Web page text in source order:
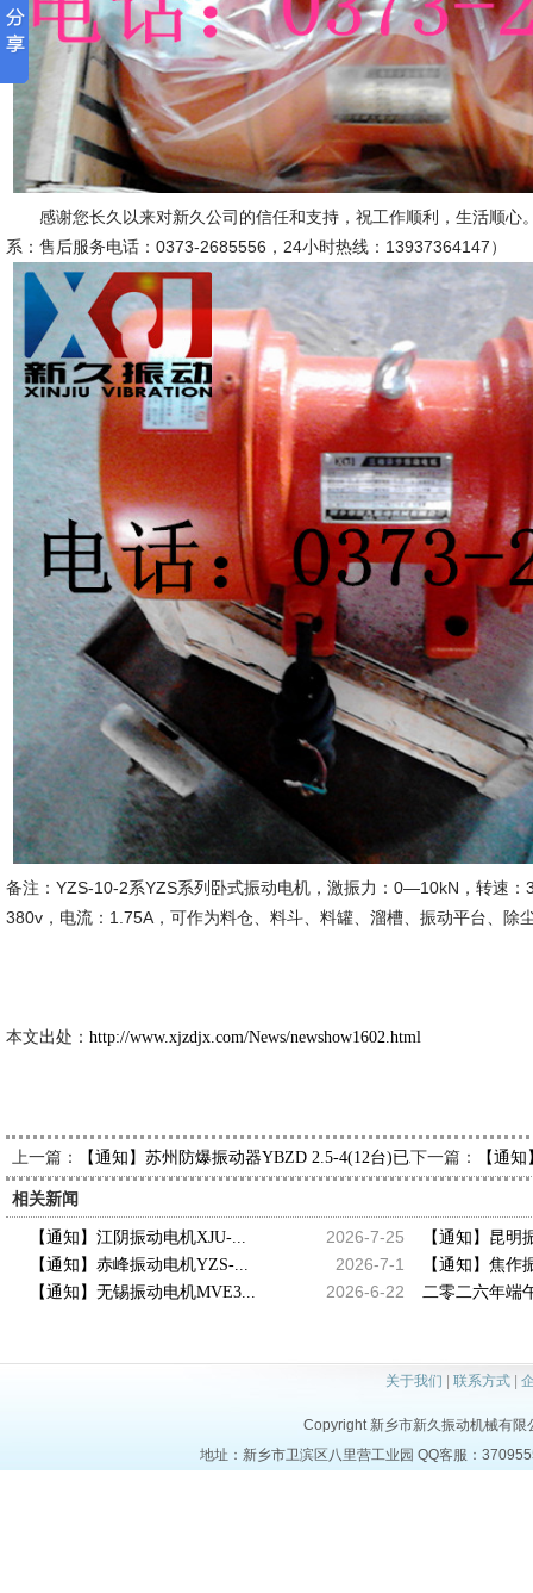
感谢您长久以来对新久公司的信任和支持，祝工作顺利，生活顺心
系：售后服务电话：0373-2685556，24小时热线：13937364147）
备注：YZS-10-2系YZS系列卧式振动电机，激振力：0—10kN，转速
380v，电流：1.75A，可作为料仓、料斗、料罐、溜槽、振动平台、除
本文出处： http://www.xjzdjx.com/News/newshow1602.html
上一篇： 【通知】苏州防爆振动器YBZD 2.5-4(12台)已发出，请仲经理
下一篇： 【通
相关新闻
2026-7-25
【通知】江阴振动电机XJU-... 【通知】昆明
2026-7-1
【通知】赤峰振动电机YZS-... 【通知】焦作
2026-6-22
【通知】无锡振动电机MVE3... 二零二六年端
关于我们 | 联系方式|
Copyright 新乡市新久振动机械有
地址：新乡市卫滨区八里营工业园 QQ客服：